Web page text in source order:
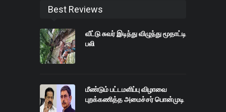
Best Reviews
வீட்டு சுவர் இடிந்து விழுந்து மூதாட்டி
பலி
மீண்டும் பட்டமளிப்பு விழாவை
புறக்கணித்த அமைச்சர் பொன்முடி